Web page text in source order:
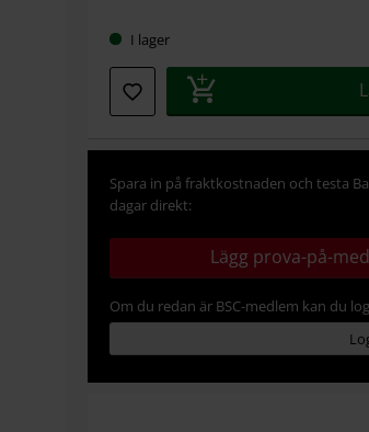
I lager
Spara in på fraktkostnaden och testa
dagar direkt:
Lägg prova-på-
Om du redan är BSC-medlem kan du